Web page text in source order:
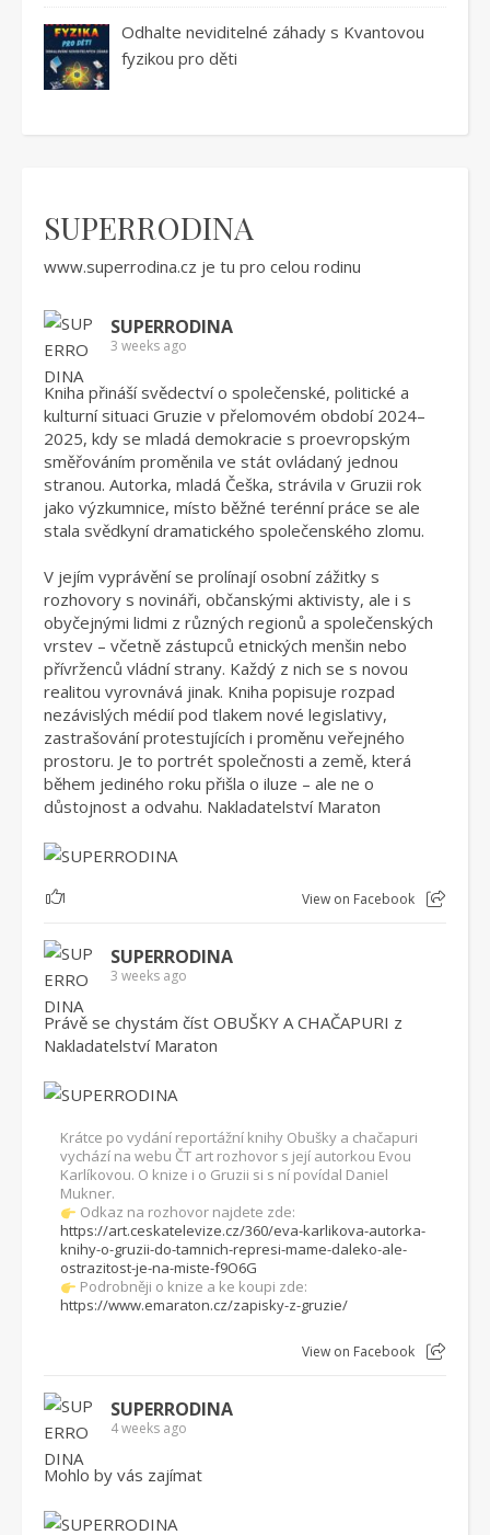
Odhalte neviditelné záhady s Kvantovou
fyzikou pro děti
SUPERRODINA
www.superrodina.cz je tu pro celou rodinu
SUPERRODINA
3 weeks ago
Kniha přináší svědectví o společenské, politické a
kulturní situaci Gruzie v přelomovém období 2024–
2025, kdy se mladá demokracie s proevropským
směřováním proměnila ve stát ovládaný jednou
stranou. Autorka, mladá Češka, strávila v Gruzii rok
jako výzkumnice, místo běžné terénní práce se ale
stala svědkyní dramatického společenského zlomu.
V jejím vyprávění se prolínají osobní zážitky s
rozhovory s novináři, občanskými aktivisty, ale i s
obyčejnými lidmi z různých regionů a společenských
vrstev – včetně zástupců etnických menšin nebo
přívrženců vládní strany. Každý z nich se s novou
realitou vyrovnává jinak. Kniha popisuje rozpad
nezávislých médií pod tlakem nové legislativy,
zastrašování protestujících i proměnu veřejného
prostoru. Je to portrét společnosti a země, která
během jediného roku přišla o iluze – ale ne o
důstojnost a odvahu. Nakladatelství Maraton
1 View on Facebook
SUPERRODINA
3 weeks ago
Právě se chystám číst OBUŠKY A CHAČAPURI z
Nakladatelství Maraton
Krátce po vydání reportážní knihy Obušky a chačapuri
vychází na webu ČT art rozhovor s její autorkou Evou
Karlíkovou. O knize i o Gruzii si s ní povídal Daniel
Mukner.
Odkaz na rozhovor najdete zde:
https://art.ceskatelevize.cz/360/eva-karlikova-autorka-
knihy-o-gruzii-do-tamnich-represi-mame-daleko-ale-
ostrazitost-je-na-miste-f9O6G
Podrobněji o knize a ke koupi zde:
https://www.emaraton.cz/zapisky-z-gruzie/
View on Facebook
SUPERRODINA
4 weeks ago
Mohlo by vás zajímat